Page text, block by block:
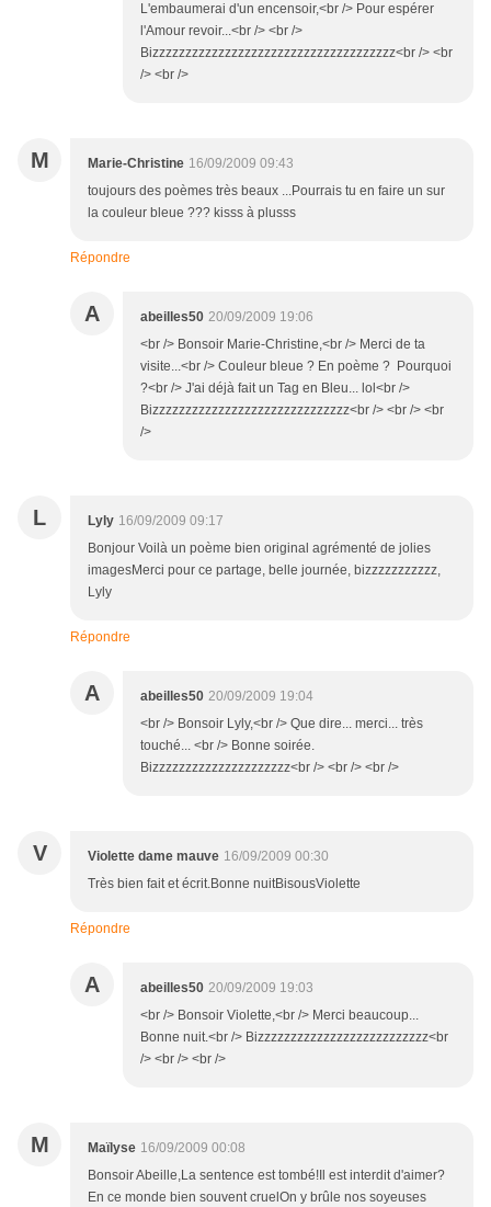
L'embaumerai d'un encensoir,<br /> Pour espérer
l'Amour revoir...<br /> <br />
Bizzzzzzzzzzzzzzzzzzzzzzzzzzzzzzzzzzzzz<br /> <br
/> <br />
M Marie-Christine 16/09/2009 09:43
toujours des poèmes très beaux ...Pourrais tu en faire un sur
la couleur bleue ??? kisss à plusss
Répondre
A abeilles50 20/09/2009 19:06
<br /> Bonsoir Marie-Christine,<br /> Merci de ta
visite...<br /> Couleur bleue ? En poème ? Pourquoi
?<br /> J'ai déjà fait un Tag en Bleu... lol<br />
Bizzzzzzzzzzzzzzzzzzzzzzzzzzzzzz<br /> <br /> <br
/>
L Lyly 16/09/2009 09:17
Bonjour Voilà un poème bien original agrémenté de jolies
imagesMerci pour ce partage, belle journée, bizzzzzzzzzzz,
Lyly
Répondre
A abeilles50 20/09/2009 19:04
<br /> Bonsoir Lyly,<br /> Que dire... merci... très
touché... <br /> Bonne soirée.
Bizzzzzzzzzzzzzzzzzzzzz<br /> <br /> <br />
V Violette dame mauve 16/09/2009 00:30
Très bien fait et écrit.Bonne nuitBisousViolette
Répondre
A abeilles50 20/09/2009 19:03
<br /> Bonsoir Violette,<br /> Merci beaucoup...
Bonne nuit.<br /> Bizzzzzzzzzzzzzzzzzzzzzzzzzz<br
/> <br /> <br />
M Maïlyse 16/09/2009 00:08
Bonsoir Abeille,La sentence est tombé!Il est interdit d'aimer?
En ce monde bien souvent cruelOn y brûle nos soyeuses